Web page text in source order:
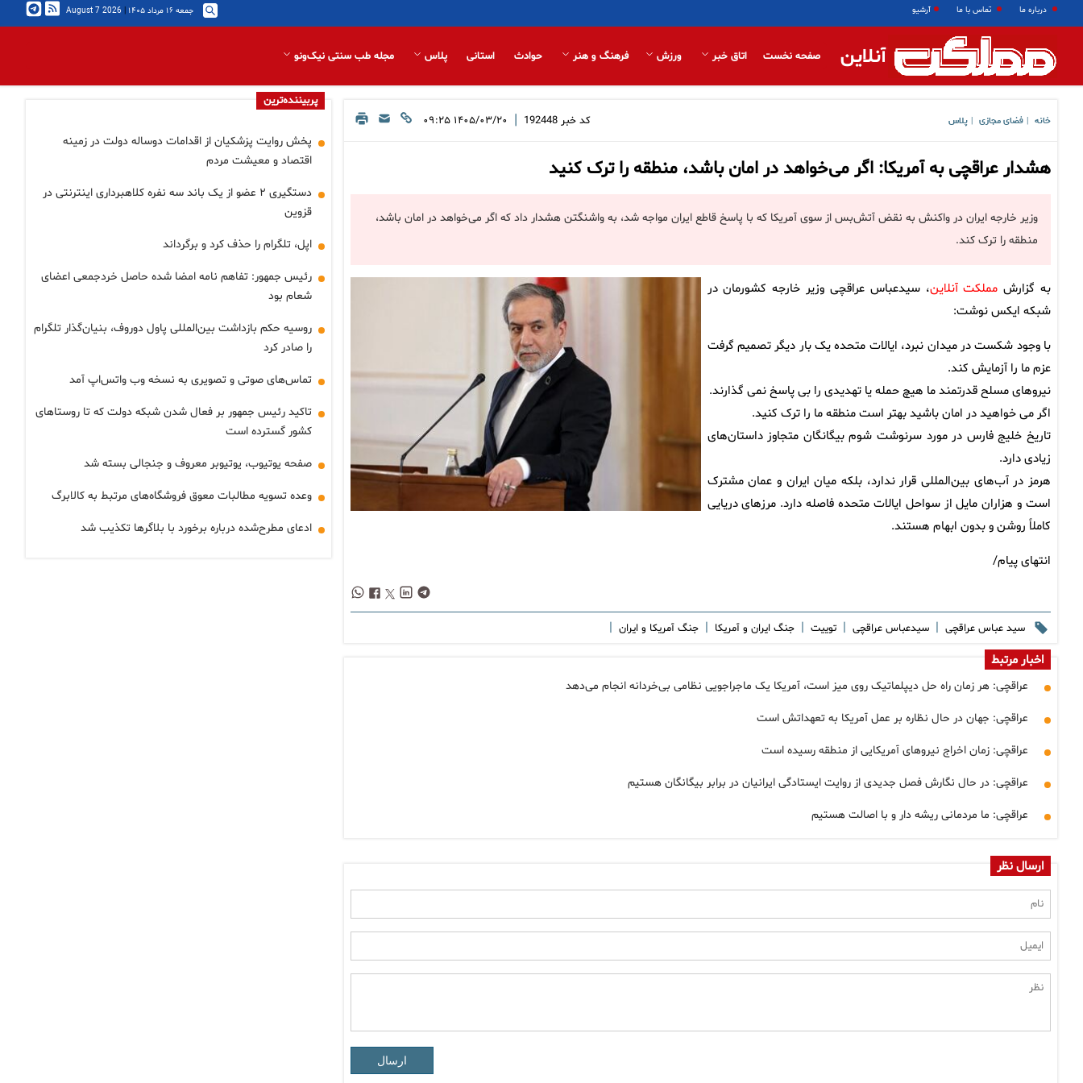
درباره ما تماس با ما آرشیو جمعه ۱۶ مرداد ۱۴۰۵ |
2026 August 7
آنلاین صفحه نخست اتاق خبر ورزش فرهنگ و هنر حوادث استانی پلاس مجله طب سنتی نیک‌ونو
خانه فضای مجازی پلاس کد خبر 192448
| ۱۴۰۵/۰۳/۲۰ ۰۹:۲۵
هشدار عراقچی به آمریکا: اگر می‌خواهد در امان باشد، منطقه را ترک کنید
وزیر خارجه ایران در واکنش به نقض آتش‌بس از سوی آمریکا که با پاسخ قاطع ایران مواجه شد، به واشنگتن هشدار داد که اگر می‌خواهد در امان باشد،
منطقه را ترک کند.
به گزارش مملکت آنلاین، سیدعباس عراقچی وزیر خارجه کشورمان در
شبکه ایکس نوشت:
با وجود شکست در میدان نبرد، ایالات متحده یک بار دیگر تصمیم گرفت
عزم ما را آزمایش کند.
نیروهای مسلح قدرتمند ما هیچ حمله یا تهدیدی را بی پاسخ نمی گذارند.
اگر می خواهید در امان باشید بهتر است منطقه ما را ترک کنید.
تاریخ خلیج فارس در مورد سرنوشت شوم بیگانگان متجاوز داستان‌های
زیادی دارد.
هرمز در آب‌های بین‌المللی قرار ندارد، بلکه میان ایران و عمان مشترک
است و هزاران مایل از سواحل ایالات متحده فاصله دارد. مرزهای دریایی
کاملاً روشن و بدون ابهام هستند.
انتهای پیام/
سید عباس عراقچی | سیدعباس عراقچی | توییت | جنگ ایران و آمریکا | جنگ آمریکا و ایران |
اخبار مرتبط
عراقچی: هر زمان راه حل دیپلماتیک روی میز است، آمریکا یک ماجراجویی نظامی بی‌خردانه انجام می‌دهد
عراقچی: جهان در حال نظاره بر عمل آمریکا به تعهداتش است
عراقچی: زمان اخراج نیروهای آمریکایی از منطقه رسیده است
عراقچی: در حال نگارش فصل جدیدی از روایت ایستادگی ایرانیان در برابر بیگانگان هستیم
عراقچی: ما مردمانی ریشه دار و با اصالت هستیم
ارسال نظر
ارسال
پربیننده‌ترین
پخش روایت پزشکیان از اقدامات دوساله دولت در زمینه
اقتصاد و معیشت مردم
دستگیری ۲ عضو از یک باند سه نفره کلاهبرداری اینترنتی در
قزوین
اپل، تلگرام را حذف کرد و برگرداند
رئیس جمهور: تفاهم نامه امضا شده حاصل خردجمعی اعضای
شعام بود
روسیه حکم بازداشت بین‌المللی پاول دوروف، بنیان‌گذار تلگرام
را صادر کرد
تماس‌های صوتی و تصویری به نسخه وب واتس‌اپ آمد
تاکید رئیس جمهور بر فعال شدن شبکه دولت که تا روستاهای
کشور گسترده است
صفحه یوتیوب، یوتیوبر معروف و جنجالی بسته شد
وعده تسویه مطالبات معوق فروشگاه‌های مرتبط به کالابرگ
ادعای مطرح‌شده درباره برخورد با بلاگرها تکذیب شد